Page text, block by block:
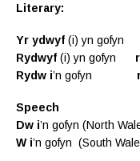
Literary:
Yr ydwyf (i) yn gofyn
Rydwyf (i) yn gofyn
Rydw i’n gofyn
Speech
Dw i’n gofyn (North
W i’n gofyn (South